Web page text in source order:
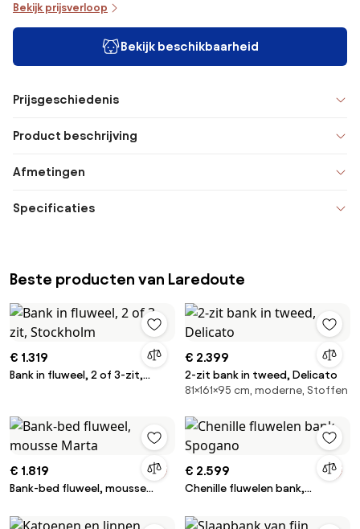
Bekijk prijsverloop
Bekijk beschikbaarheid
Prijsgeschiedenis
Product beschrijving
Afmetingen
Specificaties
Beste producten van Laredoute
€ 1.319
Bank in fluweel, 2 of 3-zit,
€ 2.399
2-zit bank in tweed, Delicato
81×161×95 cm, moderne, Stoffen
€ 1.819
Bank-bed fluweel, mousse
€ 2.599
Chenille fluwelen bank,